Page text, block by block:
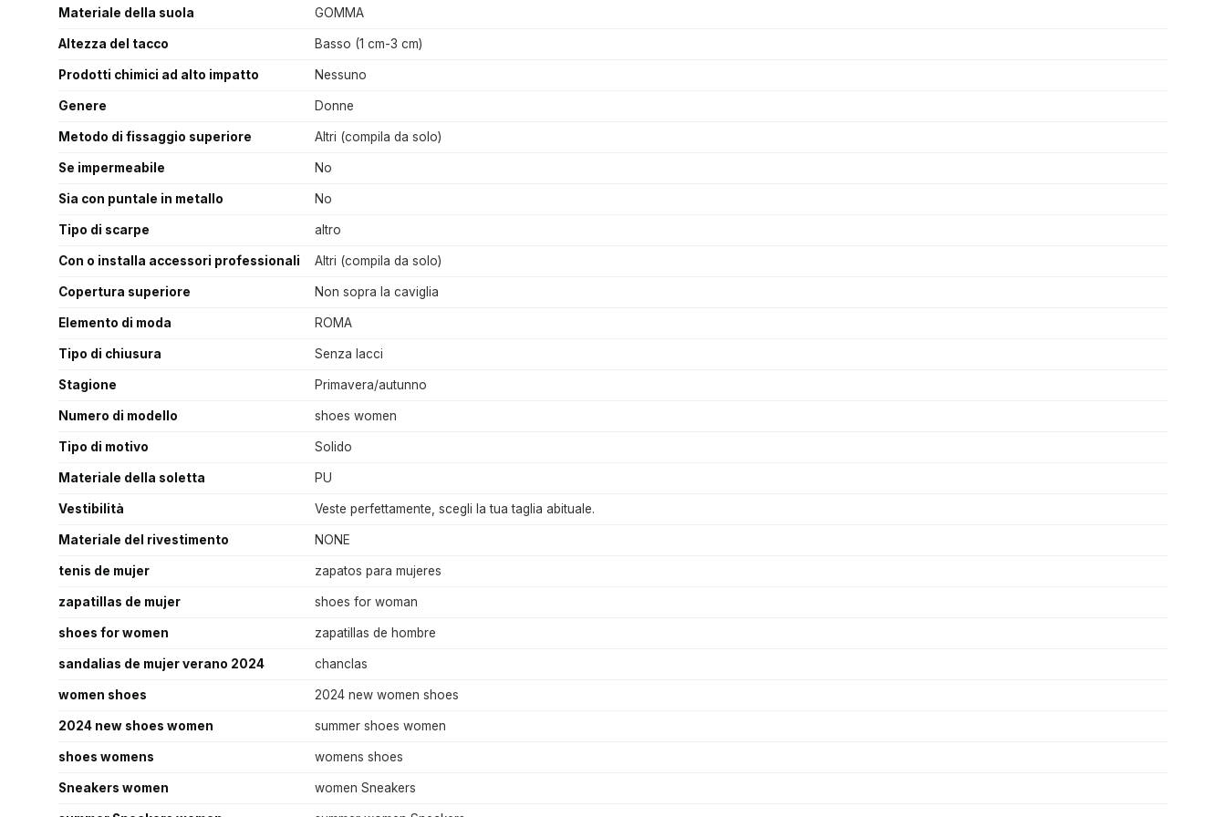
Materiale della suola GOMMA
Altezza del tacco Basso (1 cm-3 cm)
Prodotti chimici ad alto impatto Nessuno
Genere Donne
Metodo di fissaggio superiore Altri (compila da solo)
Se impermeabile No
Sia con puntale in metallo No
Tipo di scarpe altro
Con o installa accessori professionali Altri (compila da solo)
Copertura superiore Non sopra la caviglia
Elemento di moda ROMA
Tipo di chiusura Senza lacci
Stagione Primavera/autunno
Numero di modello shoes women
Tipo di motivo Solido
Materiale della soletta PU
Vestibilità Veste perfettamente, scegli la tua taglia abituale.
Materiale del rivestimento NONE
tenis de mujer zapatos para mujeres
zapatillas de mujer shoes for woman
shoes for women zapatillas de hombre
sandalias de mujer verano 2024 chanclas
women shoes 2024 new women shoes
2024 new shoes women summer shoes women
shoes womens womens shoes
Sneakers women women Sneakers